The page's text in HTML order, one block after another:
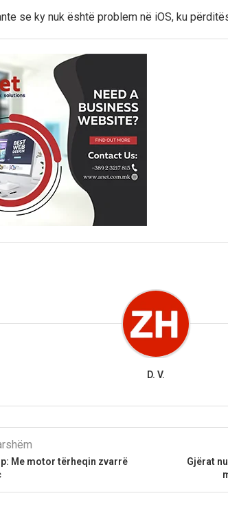
se ky nuk është problem në iOS, ku
D. V.
Me motor tërheqin zvarrë
Gjërat